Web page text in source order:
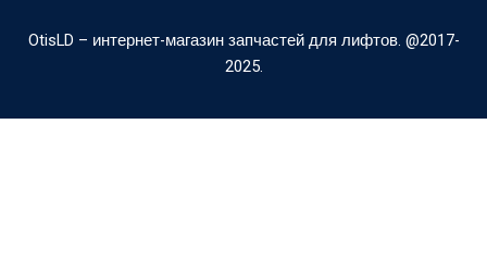
a
t
p
OtisLD – интернет-магазин запчастей для лифтов. @2017-
2025.